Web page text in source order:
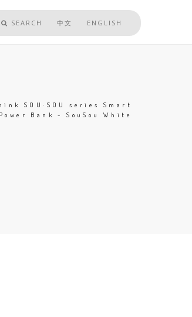
SEARCH 中文 ENGLISH
SOU·SOU series Smart
Bank - SouSou White